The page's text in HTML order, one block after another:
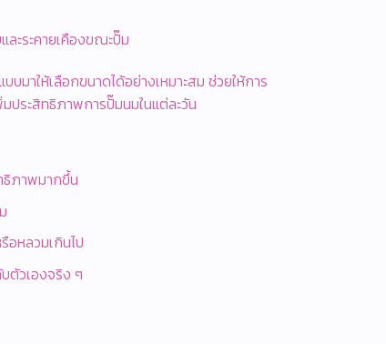
ละระคายเคืองขณะปั๊ม
าให้เลือกขนาดได้อย่างเหมาะสม ช่วยให้การ
ประสิทธิภาพการปั๊มนมในแต่ละวัน
ธิภาพมากขึ้น
อหลวมเกินไป
ตัวเองจริง ๆ